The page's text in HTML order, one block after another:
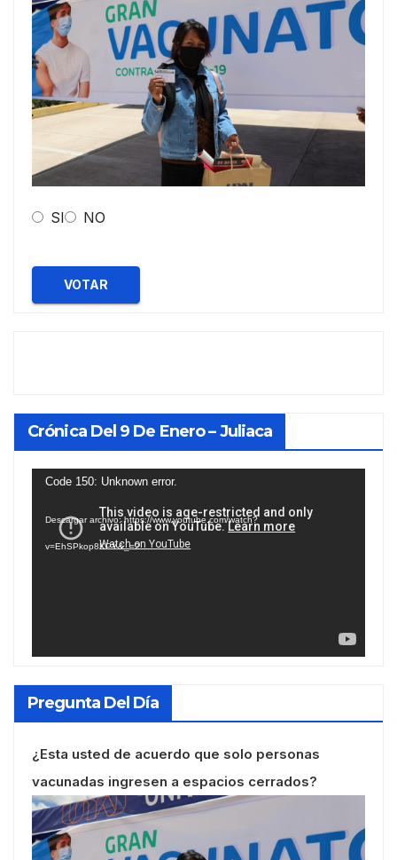
SI NO
VOTAR
Crónica Del 9 De Enero – Juliaca
Reproductor
vídeo
Code 150: Unknown error.
Descargar archivo: https://www.youtube.com/watch?
v=EhSPkop8KPY&_=2
Pregunta Del Día
¿Esta usted de acuerdo que solo personas
vacunadas ingresen a espacios cerrados?